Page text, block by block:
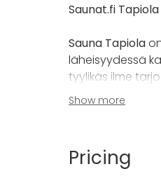
Saunat.fi Tapiola
Sauna Tapiola
läheisyydessä
tyylikäs ilme
Tapiolan tilat
Tiloissa on
Show more
Pricing